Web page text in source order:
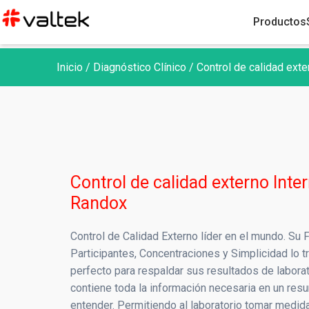
Productos
Inicio / Diagnóstico Clínico / Control de calidad
Control de calidad externo
Randox
Control de Calidad Externo líder en el mundo. Su
Participantes, Concentraciones y Simplicidad lo
perfecto para respaldar sus resultados de
contiene toda la información necesaria en un
entender. Permitiendo al laboratorio tomar